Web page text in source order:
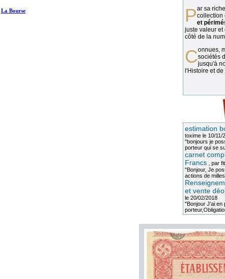
La Bourse Par sa richesse et sa diversité, lacollection
et
juste valeur et
côté de la
Connues, méconnues, ou inconnues, lessociétés
jusqu'à
l'Histoire et
estimation
toximele 10/11/
"bonjours je
porteur qui se
carnet
Francs, par
"Bonjour, Je
actions de
et vente
le 20/02/2018
"Bonjour J'ai en